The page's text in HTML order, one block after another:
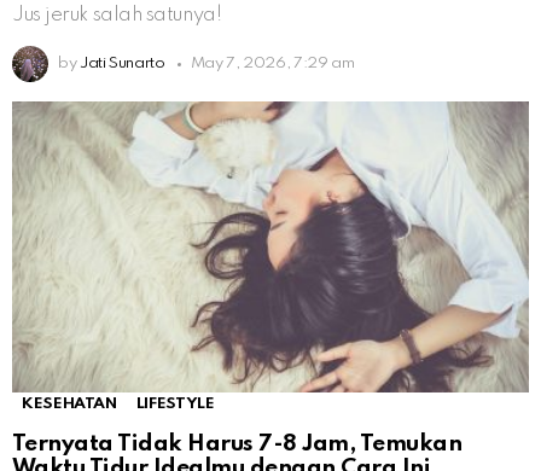
Jus jeruk salah satunya!
by Jati Sunarto May 7, 2026, 7:29 am
KESEHATAN LIFESTYLE
Ternyata Tidak Harus 7-8 Jam, Temukan